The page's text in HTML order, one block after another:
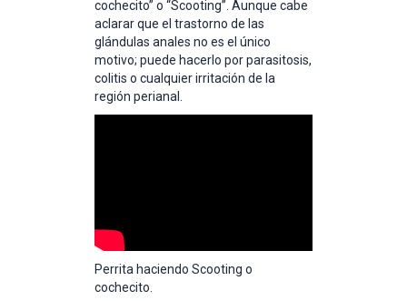
cochecito” o “Scooting”. Aunque cabe
aclarar que el trastorno de las
glándulas anales no es el único
motivo; puede hacerlo por parasitosis,
colitis o cualquier irritación de la
región perianal.
Perrita haciendo Scooting o
cochecito.